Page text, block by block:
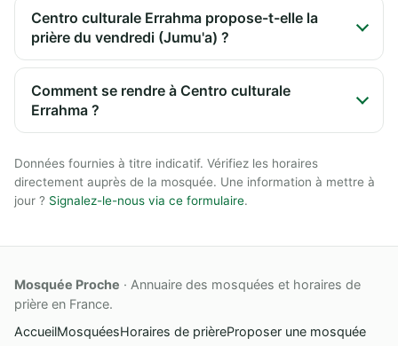
Centro culturale Errahma propose-t-elle la
prière du vendredi (Jumu'a) ?
Comment se rendre à Centro culturale
Errahma ?
Données fournies à titre indicatif. Vérifiez les horaires
directement auprès de la mosquée. Une information à mettre à
jour ? Signalez-le-nous via ce formulaire.
Mosquée Proche · Annuaire des mosquées et horaires de
prière en France.
AccueilMosquéesHoraires de prièreProposer une mosquée